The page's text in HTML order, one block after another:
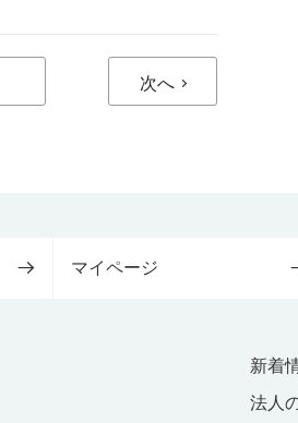
次へ
マイページ
新着
法人